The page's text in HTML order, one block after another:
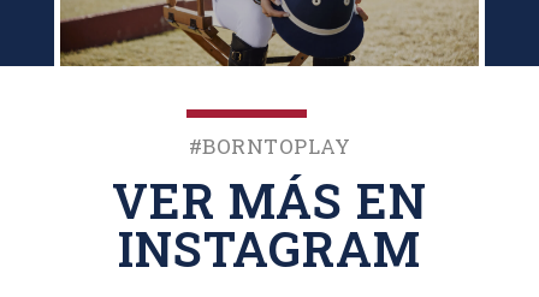
#BornToPlay
VER MÁS EN
INSTAGRAM